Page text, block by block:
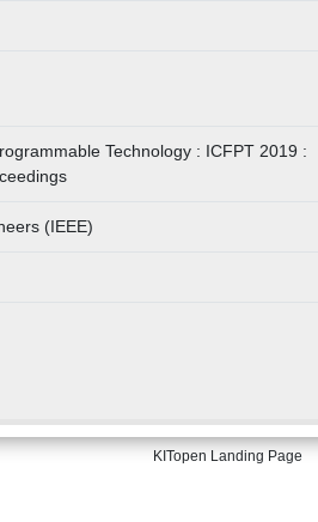
Technology : ICFPT 2019 :
(IEEE)
KITopen Landing Page